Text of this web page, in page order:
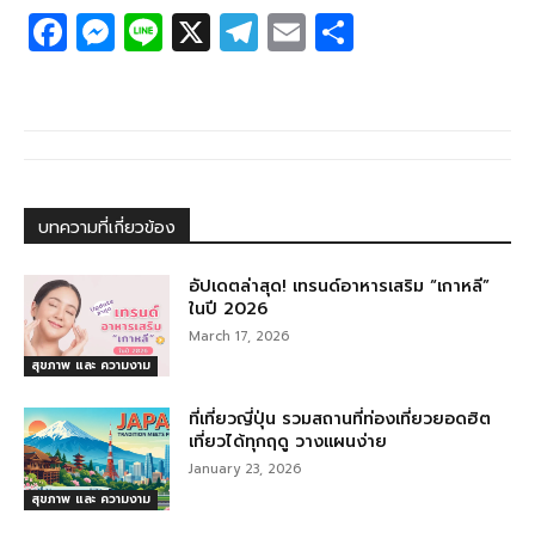
F
a
o
o
k
M
e
g
er
Li
n
X T
el
E
m
บทความที่เกี่ยวข้อง
สุขภาพ และ ความงาม
อัปเดตล่าสุด! เทรนด์อาหารเสริม “เกาหลี”
ในปี 2026
March 17, 2026
สุขภาพ และ ความงาม
ที่เที่ยวญี่ปุ่น รวมสถานที่ท่องเที่ยวยอดฮิต
เที่ยวได้ทุกฤดู วางแผนง่าย
January 23, 2026